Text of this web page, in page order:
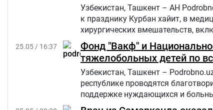
Узбекистан, Ташкент – АН
к празднику Курбан хайит, в
хирургических вмешательств,
25.05 / 16:37
Фонд "Вакф" и
тяжелобольных детей по
Узбекистан, Ташкент –
республике проводятся
поддержке нуждающихся и